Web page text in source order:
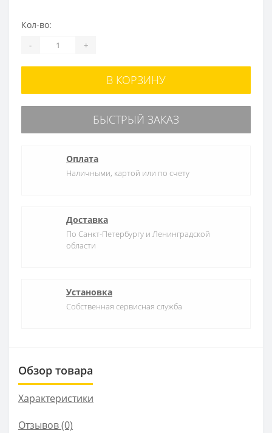
Кол-во:
- +
В КОРЗИНУ
БЫСТРЫЙ ЗАКАЗ
Оплата
Наличными, картой или по счету
Доставка
По Санкт-Петербургу и Ленинградской
области
Установка
Собственная сервисная служба
Обзор товара
Характеристики
Отзывов (0)